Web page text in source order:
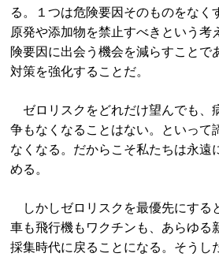
る。１つは危険要因そのものをなく
原発や添加物を禁止すべきという考
険要因に出会う機会を減らすことで
対策を強化することだ。
ゼロリスクをどれだけ望んでも、
争もなくなることはない。といって
なくなる。だからこそ私たちは永遠
める。
しかしゼロリスクを最優先にする
車も飛行機もワクチンも、あらゆる
採集時代に戻ることになる。そうし